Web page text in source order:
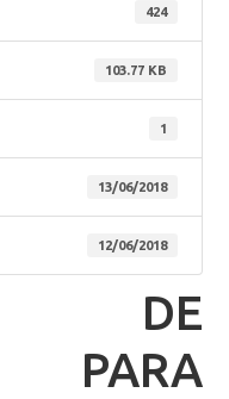
424
103.77 KB
1
13/06/2018
12/06/2018
DE
PARA